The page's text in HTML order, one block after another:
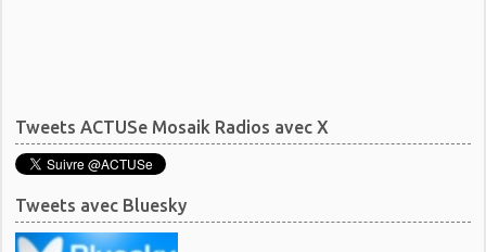
Tweets ACTUSe Mosaik Radios avec X
Tweets avec Bluesky